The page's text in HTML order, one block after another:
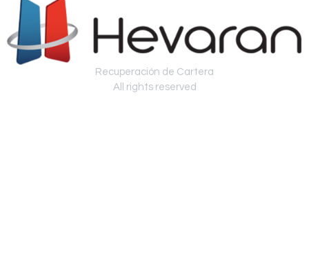
Recuperación de Cartera
All rights reserved